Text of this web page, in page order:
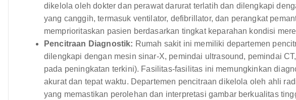
dikelola oleh dokter dan perawat darurat terlatih dan dilengkapi
yang canggih, termasuk ventilator, defibrillator, dan perangkat
memprioritaskan pasien berdasarkan tingkat keparahan kondisi
Pencitraan Diagnostik: Rumah sakit ini memiliki departemen
dilengkapi dengan mesin sinar-X, pemindai ultrasound, pemindai
pada peningkatan terkini). Fasilitas-fasilitas ini memungkinkan
akurat dan tepat waktu. Departemen pencitraan dikelola oleh ahli
yang memastikan perolehan dan interpretasi gambar berkualitas